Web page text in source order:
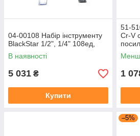
04-00108 Набір інструменту
BlackStar 1/2", 1/4" 108ед,
В наявності
5 031 ₴
Купити
51-
Cr-V
1
–5%